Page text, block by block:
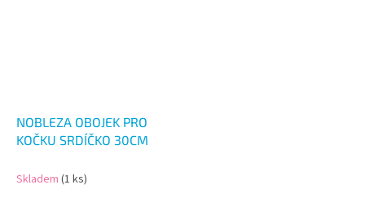
NOBLEZA OBOJEK PRO
KOČKU SRDÍČKO 30CM
Skladem (1 ks)